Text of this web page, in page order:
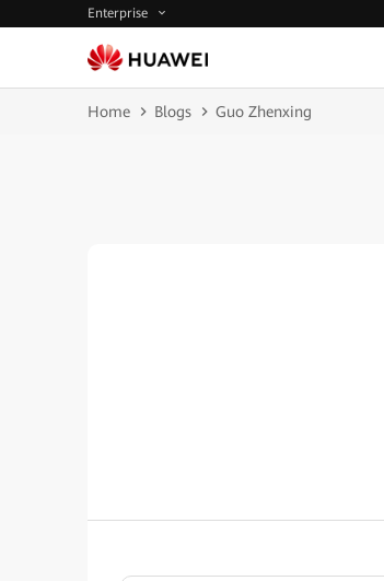
Enterprise
Home Blogs Guo Zhenxing